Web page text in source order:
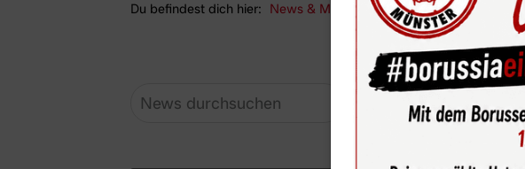
Du befindest dich hier: News & Media Newsroom